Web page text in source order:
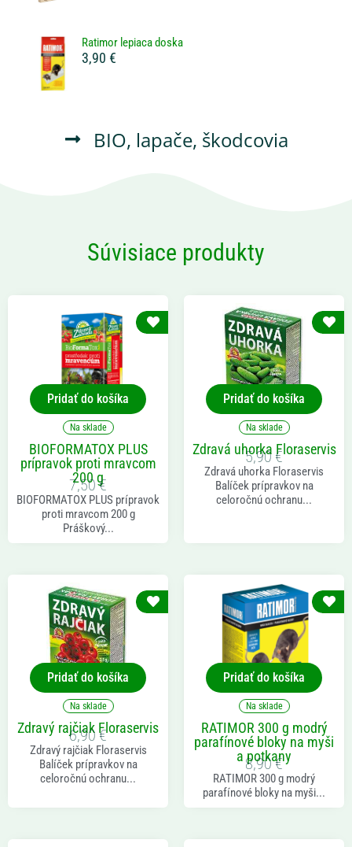
Ratimor lepiaca doska
3,90 €
BIO, lapače, škodcovia
Súvisiace produkty
Pridať do košíka
Na sklade
BIOFORMATOX PLUS
prípravok proti mravcom
200 g
7,50€
BIOFORMATOX PLUS prípravok
proti mravcom 200 g
Práškový...
Pridať do košíka
Na sklade
Zdravá uhorka Floraservis
5,90€
Zdravá uhorka Floraservis
Balíček prípravkov na
celoročnú ochranu...
Pridať do košíka
Na sklade
Zdravý rajčiak Floraservis
6,90 €
Zdravý rajčiak Floraservis
Balíček prípravkov na
celoročnú ochranu...
Pridať do košíka
Na sklade
RATIMOR 300 g modrý
parafínové bloky na myši
a potkany
8,90€
RATIMOR 300 g modrý
parafínové bloky na myši...